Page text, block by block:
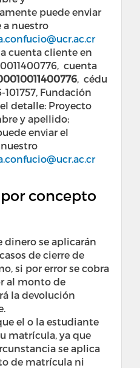
puede enviar
nuestro
cuenta cliente en
cuenta
, cédu
Fundación
detalle: Proyecto
y apellido;
enviar el
concepto
dinero se aplicarán
de cierre de
si por error se cobra
al monto de
la devolución
el o la estudiante
matrícula, ya que
se aplica
de matrícula ni